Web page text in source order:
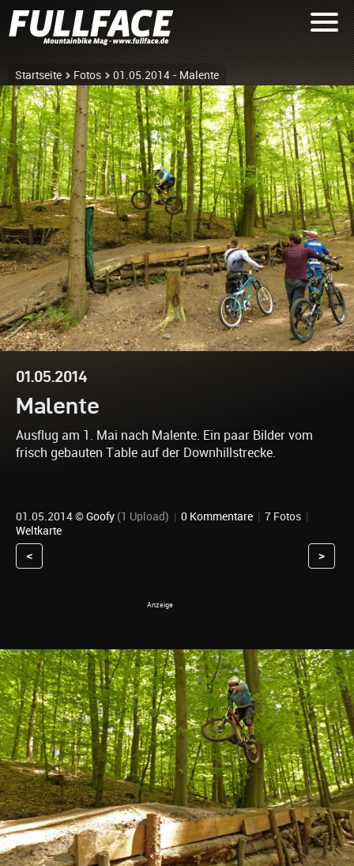
Startseite Fotos 01.05.2014 - Malente
01.05.2014
Malente
Ausflug am 1. Mai nach Malente. Ein paar Bilder vom
frisch gebauten Table auf der Downhillstrecke.
01.05.2014 ©Goofy (1 Upload) | 0 Kommentare | 7 Fotos |
Weltkarte
< >